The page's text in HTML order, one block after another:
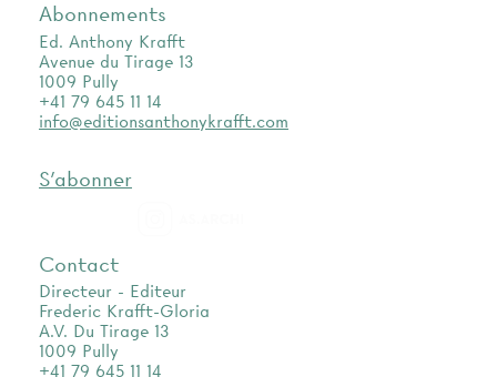
Abonnements
Ed. Anthony Krafft
Avenue du Tirage 13
1009 Pully
+41 79 645 11 14
info@editionsanthonykrafft.com
S'abonner
Contact
Directeur - Editeur
Frederic Krafft-Gloria
A.V. Du Tirage 13
1009 Pully
+41 79 645 11 14